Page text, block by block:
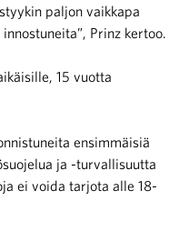
paljon vaikkapa
Prinz kertoo.
15 vuotta
ensimmäisiä
ja -turvallisuutta
ei voida tarjota alle 18-